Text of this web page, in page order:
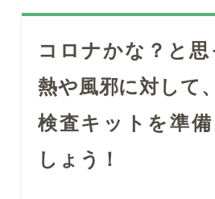
コロナかな？と
熱や風邪に対して
検査キットを準
しょう！